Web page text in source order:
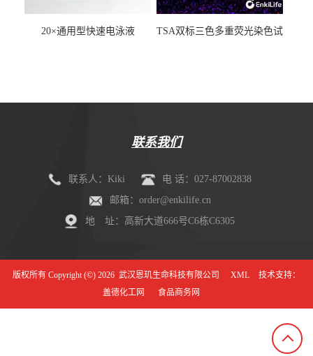
20×通用型快速电泳液
TSA双标三色多重荧光染色试
联系我们
联系人：Kiki
电 话：027-87002838
邮箱：order@enkilife.cn
地 址：高新大道666号C6栋C6305
版权所有 Copyright (©) 2026 武汉恩玑生命科技有限公司 XML
技术支持：
盖德化工网
食品商务网